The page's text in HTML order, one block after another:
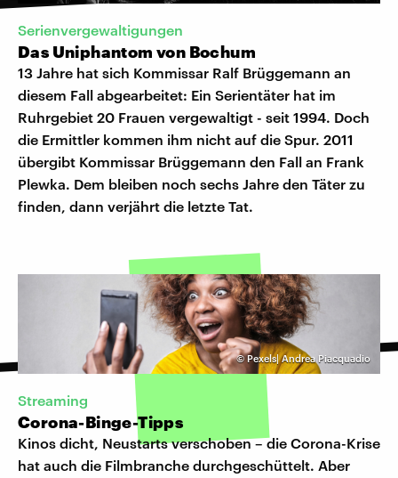
Serienvergewaltigungen
Das Uniphantom von Bochum
13 Jahre hat sich Kommissar Ralf Brüggemann an
diesem Fall abgearbeitet: Ein Serientäter hat im
Ruhrgebiet 20 Frauen vergewaltigt - seit 1994. Doch
die Ermittler kommen ihm nicht auf die Spur. 2011
übergibt Kommissar Brüggemann den Fall an Frank
Plewka. Dem bleiben noch sechs Jahre den Täter zu
finden, dann verjährt die letzte Tat.
©Pexels| Andrea Piacquadio
Streaming
Corona-Binge-Tipps
Kinos dicht, Neustarts verschoben – die Corona-Krise
hat auch die Filmbranche durchgeschüttelt. Aber